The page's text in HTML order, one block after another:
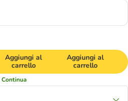
Aggiungi al
carrello
Aggiungi al
carrello
Continua